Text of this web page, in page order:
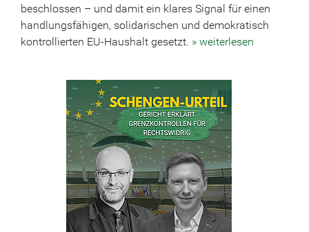
beschlossen – und damit ein klares Signal für einen
handlungsfähigen, solidarischen und demokratisch
kontrollierten EU-Haushalt gesetzt. » weiterlesen